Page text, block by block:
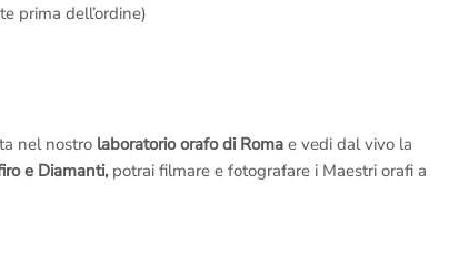
prima dell’ordine)
nel nostro laboratorio orafo di Roma e vedi dal vivo la
e Diamanti, potrai filmare e fotografare i Maestri orafi a